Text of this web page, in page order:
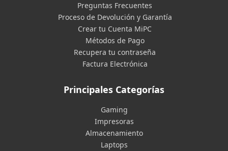
Preguntas Frecuentes
Proceso de Devolución y Garantía
Crear tu Cuenta MiPC
Métodos de Pago
Recupera tu contraseña
Factura Electrónica
Principales Categorías
Gaming
Impresoras
Almacenamiento
Laptops